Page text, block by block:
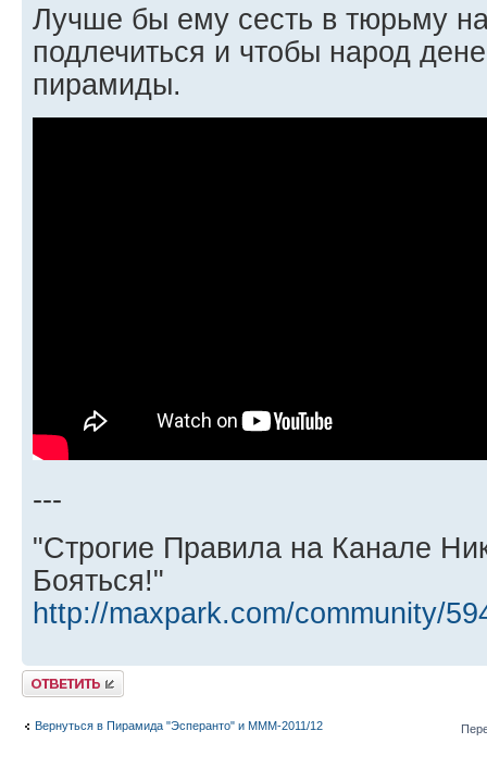
Лучше бы ему сесть в тюрьму
подлечиться и чтобы народ
пирамиды.
---
"Строгие Правила на Канале
Бояться!"
http://maxpark.com/community/
Ответить
Вернуться в Пирамида "Эсперанто" и MMM-2011/12